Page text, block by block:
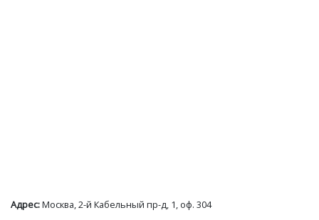
Адрес:Москва, 2-й Кабельный пр-д, 1, оф. 304